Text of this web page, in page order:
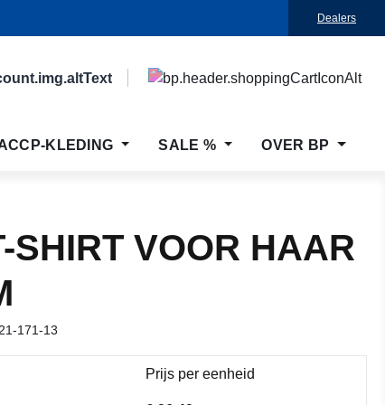
Dealers
KLEDING SALE % OVER BP
SHIRT VOOR HAAR
171-13
Prijs per eenheid